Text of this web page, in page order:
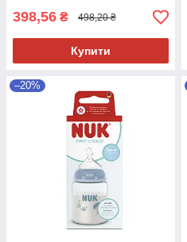
398,56 ₴ 498,20 ₴
Купити
–20%